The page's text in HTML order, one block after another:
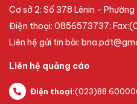
Cơ sở 2: Số 378 Lênin -
Điện thoại: 0856573737;
Liên hệ gửi tin bài:
Liên hệ quảng cáo
Điện thoại:(023)88